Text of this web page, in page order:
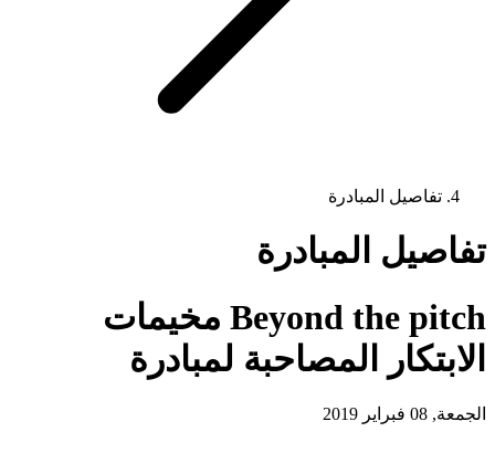
تفاصيل المبادرة
تفاصيل المبادرة
Beyond the pitch مخيمات
الابتكار المصاحبة لمبادرة
الجمعة, 08 فبراير 2019